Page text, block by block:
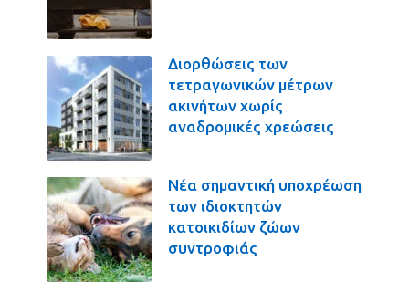
Διορθώσεις των
τετραγωνικών μέτρων
ακινήτων χωρίς
αναδρομικές χρεώσεις
Νέα σημαντική υποχρέωση
των ιδιοκτητών
κατοικιδίων ζώων
συντροφιάς